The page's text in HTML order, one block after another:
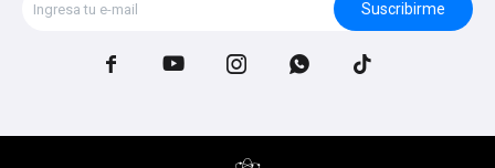
Suscribirme
    